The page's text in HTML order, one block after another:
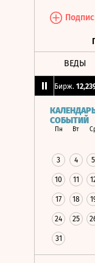
ВЕДЫ
CNY Бирж. 12,239
СОБЫТИЙ
Пн Вт
3 4 5
10 11
17 18
24 25
31